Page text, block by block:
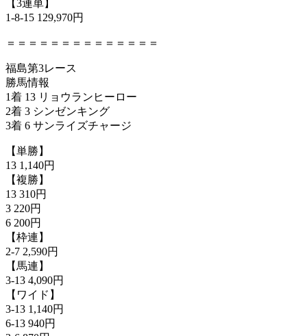
【3連単】
1-8-15 129,970円
＝＝＝＝＝＝＝＝＝＝＝＝＝＝
福島第3レース
勝馬情報
1着 13 リョウランヒーロー
2着 3 シンゼンキング
3着 6 サンライズチャージ
【単勝】
13 1,140円
【複勝】
13 310円
3 220円
6 200円
【枠連】
2-7 2,590円
【馬連】
3-13 4,090円
【ワイド】
3-13 1,140円
6-13 940円